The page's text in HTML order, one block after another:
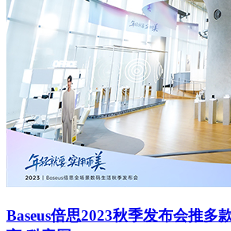
Baseus倍思2023秋季发布会推多